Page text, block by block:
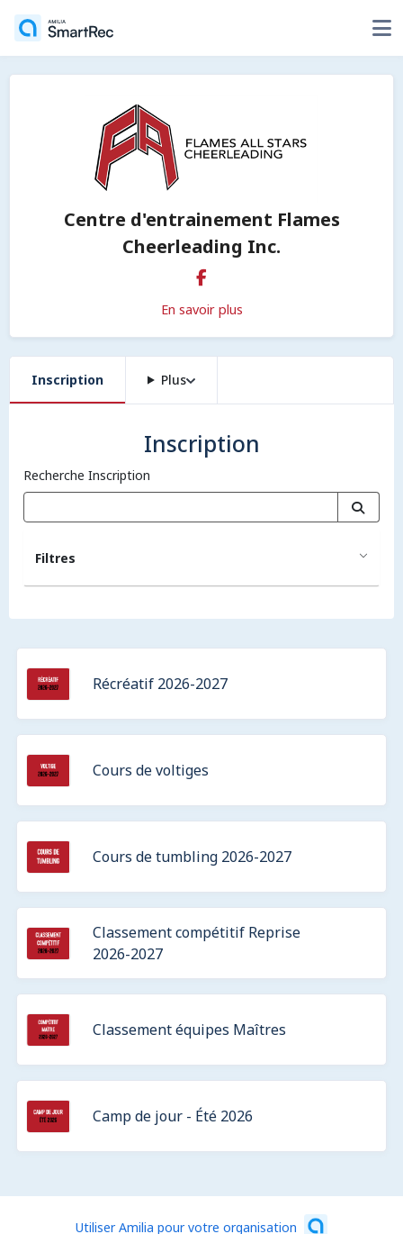
Centre d'entrainement Flames
Cheerleading Inc.
En savoir plus
Inscription Plus
Inscription
Recherche Inscription
Filtres
Récréatif 2026-2027
Cours de voltiges
Cours de tumbling 2026-2027
Classement compétitif Reprise
2026-2027
Classement équipes Maîtres
Camp de jour - Été 2026
Utiliser Amilia pour votre organisation